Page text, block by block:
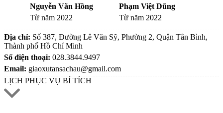
Nguyễn Văn Hồng
Từ năm 2022
Phạm Việt Dũng
Từ năm 2022
Địa chỉ: Số 387, Đường Lê Văn Sỹ, Phường 2, Quận Tân Bình,
Thành phố Hồ Chí Minh
Số điện thoại: 028.3844.9497
Email: giaoxutansachau@gmail.com
LỊCH PHỤC VỤ BÍ TÍCH